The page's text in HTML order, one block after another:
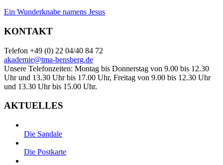
Ein Wunderknabe namens Jesus
KONTAKT
Telefon +49 (0) 22 04/40 84 72
akademie@tma-bensberg.de
Unsere Telefonzeiten: Montag bis Donnerstag von 9.00 bis 12.30
Uhr und 13.30 Uhr bis 17.00 Uhr, Freitag von 9.00 bis 12.30 Uhr
und 13.30 Uhr bis 15.00 Uhr.
AKTUELLES
Die Sandale
Die Postkarte